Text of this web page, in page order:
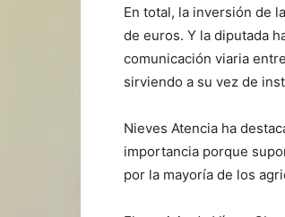
En total, la inversión de
de euros. Y la diputada
comunicación viaria
sirviendo a su vez de
Nieves Atencia ha
importancia porque
por la mayoría de los